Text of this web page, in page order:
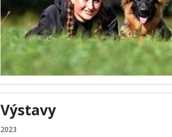
Výstavy
2023